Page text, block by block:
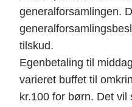
generalforsamlingen.
tilskud.
Egenbetaling til
varieret buffet til
kr.100 for børn. Det vil